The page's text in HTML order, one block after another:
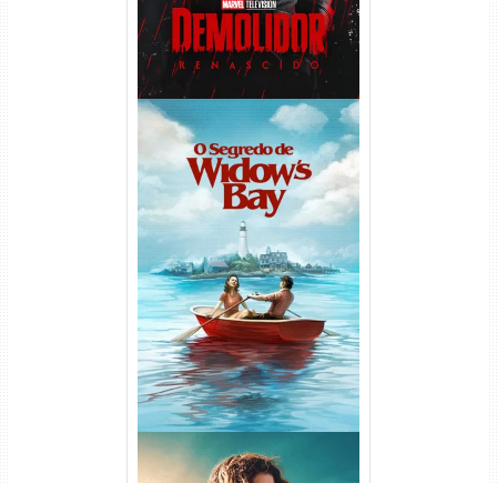
O Segredo de Widow’s Bay
1ª Temporada Torrent (2026)
WEB-DL 1080p Dual Áudio